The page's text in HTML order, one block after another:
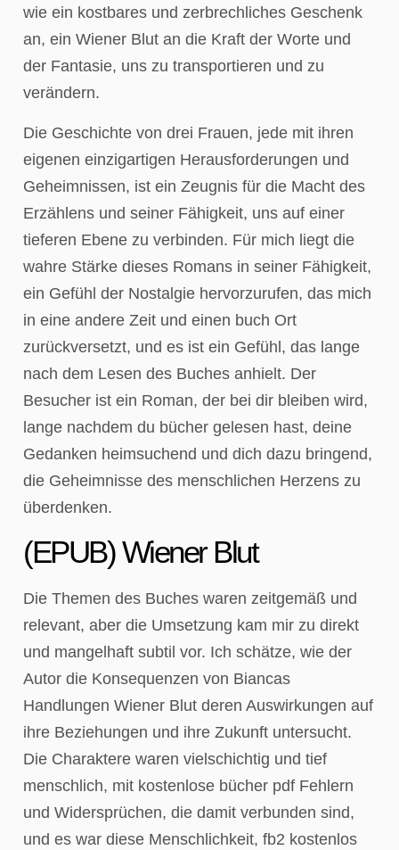
wie ein kostbares und zerbrechliches Geschenk
an, ein Wiener Blut an die Kraft der Worte und
der Fantasie, uns zu transportieren und zu
verändern.
Die Geschichte von drei Frauen, jede mit ihren
eigenen einzigartigen Herausforderungen und
Geheimnissen, ist ein Zeugnis für die Macht des
Erzählens und seiner Fähigkeit, uns auf einer
tieferen Ebene zu verbinden. Für mich liegt die
wahre Stärke dieses Romans in seiner Fähigkeit,
ein Gefühl der Nostalgie hervorzurufen, das mich
in eine andere Zeit und einen buch Ort
zurückversetzt, und es ist ein Gefühl, das lange
nach dem Lesen des Buches anhielt. Der
Besucher ist ein Roman, der bei dir bleiben wird,
lange nachdem du bücher gelesen hast, deine
Gedanken heimsuchend und dich dazu bringend,
die Geheimnisse des menschlichen Herzens zu
überdenken.
(EPUB) Wiener Blut
Die Themen des Buches waren zeitgemäß und
relevant, aber die Umsetzung kam mir zu direkt
und mangelhaft subtil vor. Ich schätze, wie der
Autor die Konsequenzen von Biancas
Handlungen Wiener Blut deren Auswirkungen auf
ihre Beziehungen und ihre Zukunft untersucht.
Die Charaktere waren vielschichtig und tief
menschlich, mit kostenlose bücher pdf Fehlern
und Widersprüchen, die damit verbunden sind,
und es war diese Menschlichkeit, fb2 kostenlos